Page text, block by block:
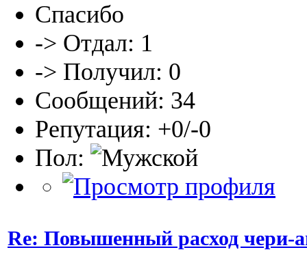
Спасибо
-> Отдал: 1
-> Получил: 0
Сообщений: 34
Репутация: +0/-0
Пол:
Re: Повышенный расход чери-